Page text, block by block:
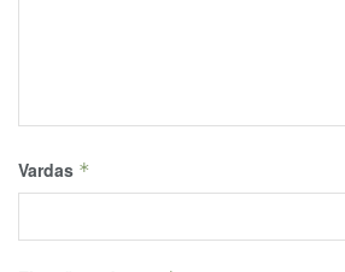
Vardas *